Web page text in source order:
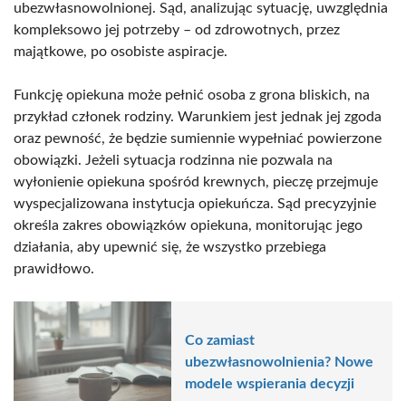
ubezwłasnowolnionej. Sąd, analizując sytuację, uwzględnia
kompleksowo jej potrzeby – od zdrowotnych, przez
majątkowe, po osobiste aspiracje.
Funkcję opiekuna może pełnić osoba z grona bliskich, na
przykład członek rodziny. Warunkiem jest jednak jej zgoda
oraz pewność, że będzie sumiennie wypełniać powierzone
obowiązki. Jeżeli sytuacja rodzinna nie pozwala na
wyłonienie opiekuna spośród krewnych, pieczę przejmuje
wyspecjalizowana instytucja opiekuńcza. Sąd precyzyjnie
określa zakres obowiązków opiekuna, monitorując jego
działania, aby upewnić się, że wszystko przebiega
prawidłowo.
Co zamiast
ubezwłasnowolnienia? Nowe
modele wspierania decyzji